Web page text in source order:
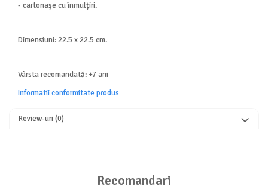
- cartonașe cu înmulțiri.
Dimensiuni: 22.5 x 22.5 cm.
Vârsta recomandată: +7 ani
Informatii conformitate produs
Review-uri(0)
Recomandari